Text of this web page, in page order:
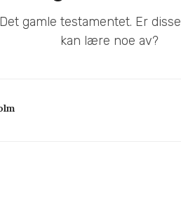
gamle testamentet. Er
kan lære noe av?